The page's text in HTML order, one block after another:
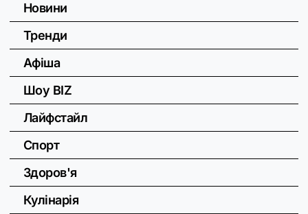
Новини
Тренди
Афіша
Шоу BIZ
Лайфстайл
Спорт
Здоров'я
Кулінарія